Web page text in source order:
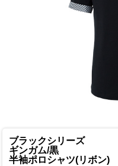
ブラックシリーズ
ギンガム/黒
半袖ポロシャツ(リボン)